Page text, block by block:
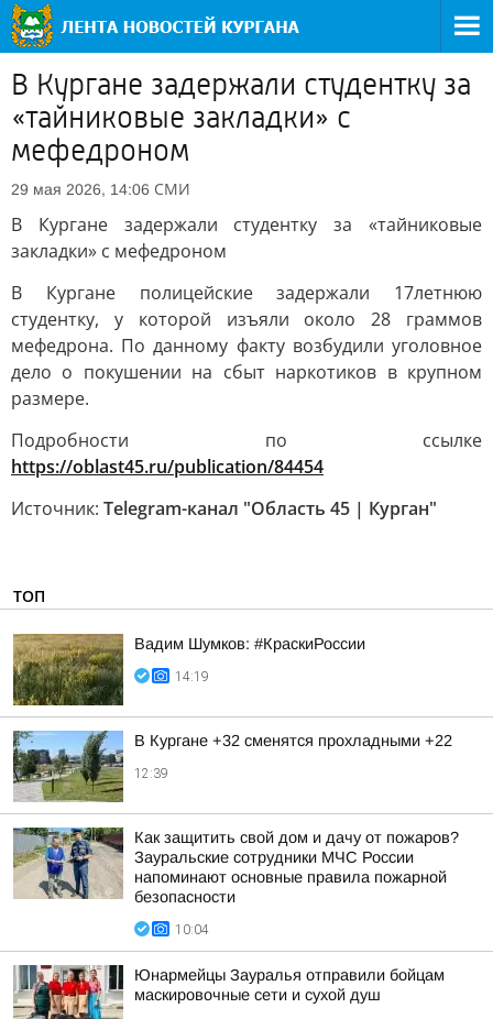
В Кургане задержали студентку за
«тайниковые закладки» с
мефедроном
29 мая 2026, 14:06 СМИ
В Кургане задержали студентку за «тайниковые
закладки» с мефедроном
В Кургане полицейские задержали 17летнюю
студентку, у которой изъяли около 28 граммов
мефедрона. По данному факту возбудили уголовное
дело о покушении на сбыт наркотиков в крупном
размере.
Подробности по ссылке
https://oblast45.ru/publication/84454
Источник: Telegram-канал "Область 45 | Курган"
ТОП
Вадим Шумков: #КраскиРоссии
14:19
В Кургане +32 сменятся прохладными +22
12:39
Как защитить свой дом и дачу от пожаров?
Зауральские сотрудники МЧС России
напоминают основные правила пожарной
безопасности
10:04
Юнармейцы Зауралья отправили бойцам
маскировочные сети и сухой душ